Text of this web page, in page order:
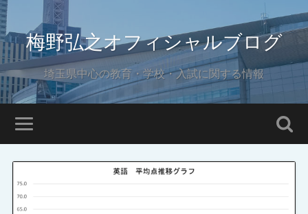
梅野弘之オフィシャルブログ
埼玉県中心の教育・学校・入試に関する情報